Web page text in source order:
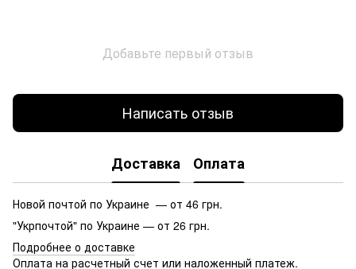
Добавьте первый отзыв
Написать отзыв
Доставка Оплата
Новой почтой по Украине — от 46 грн.
"Укрпочтой" по Украине — от 26 грн.
Подробнее о доставке
Оплата на расчетный счет или наложенный платеж.